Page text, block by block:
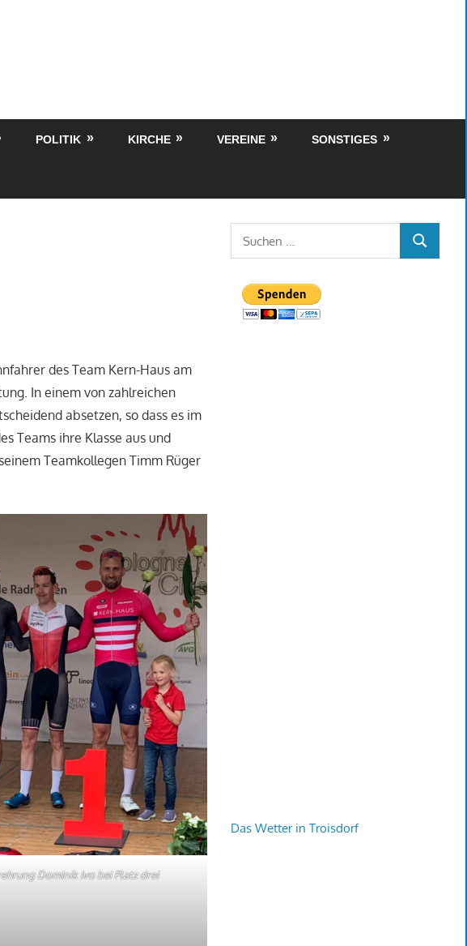
POLITIK KIRCHE VEREINE SONSTIGES
des Team Kern-Haus am
In einem von zahlreichen
absetzen, so dass es im
Teams ihre Klasse aus und
Teamkollegen Timm Rüger
Dominik Ivo bei Platz drei
SUCHEN
Das Wetter in Troisdorf